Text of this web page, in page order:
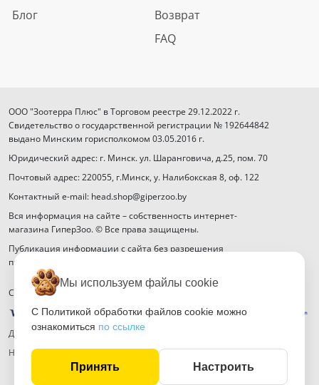
Блог
Возврат
FAQ
ООО "Зоотерра Плюс" в Торговом реестре 29.12.2022 г.
Свидетельство о государственной регистрации № 192644842
выдано Минским горисполкомом 03.05.2016 г.
Юридический адрес: г. Минск. ул. Шаранговича, д.25, пом. 70
Почтовый адрес: 220055, г.Минск, у. Налибокская 8, оф. 122
Контактный e-mail: head.shop@giperzoo.by
Вся информация на сайте – собственность интернет-
магазина ГиперЗоо. © Все права защищены.
Публикация информации с сайта без разрешения
правообладателя запрещена.
Способы оплаты
Договор публичной оферты
Настройка файлов cookie
Мы используем файлы cookie
С Политикой обработки файлов cookie можно
ознакомиться по ссылке
Принять Настроить